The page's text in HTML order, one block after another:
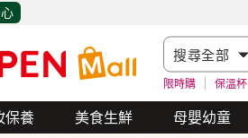
限時購 保溫杯
保養 美食生鮮 母嬰幼童